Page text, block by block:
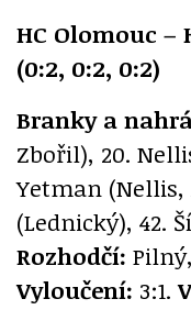
HC Olomouc –
(0:2, 0:2, 0:2)
Branky a
Zbořil), 20.
Yetman (Nellis,
(Lednický), 42.
Rozhodčí:
Vyloučení: 3:1.